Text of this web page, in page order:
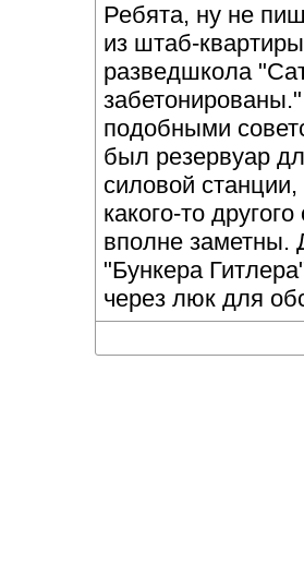
Ребята, ну не
из штаб-
разведшкола
подобными
был резервуар
силовой
какого-то
вполне заметны.
"Бункера
через люк для